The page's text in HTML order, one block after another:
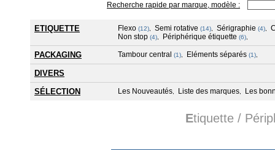
Recherche rapide par marque, modèle :
ETIQUETTE Flexo (12) Semi rotative (14) Sérigraphie (4)
Non stop (4) Périphérique étiquette (6)
PACKAGING Tambour central (1) Eléments séparés (1)
DIVERS
SÉLECTION
Les Nouveautés Liste des marques Les
Etiquette /